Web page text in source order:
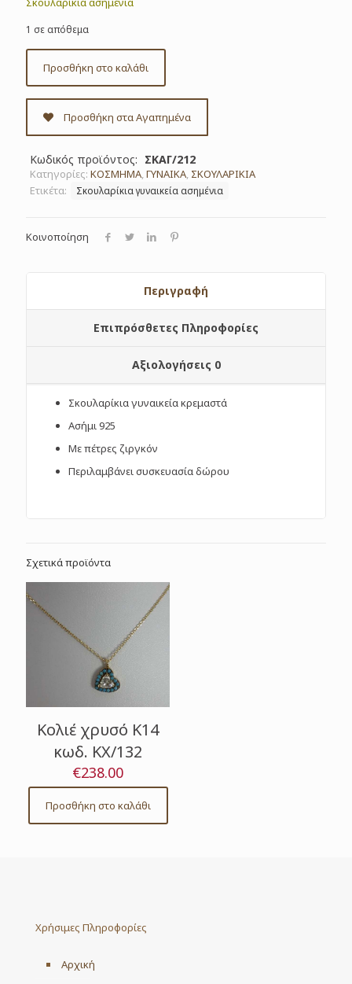
1 σε απόθεμα
Προσθήκη στο καλάθι
Προσθήκη στα Αγαπημένα
Κωδικός προϊόντος: ΣΚΑΓ/212
Κατηγορίες: ΚΟΣΜΗΜΑ,ΓΥΝΑΙΚΑ, ΣΚΟΥΛΑΡΙΚΙΑ
Ετικέτα:
Σκουλαρίκια γυναικεία ασημένια
Κοινοποίηση
Περιγραφή
Επιπρόσθετες Πληροφορίες
Αξιολογήσεις 0
Σκουλαρίκια γυναικεία κρεμαστά
Ασήμι 925
Με πέτρες ζιργκόν
Περιλαμβάνει συσκευασία δώρου
Σχετικά προϊόντα
Κολιέ χρυσό Κ14
κωδ. ΚΧ/132
€238.00
Προσθήκη στο καλάθι
Χρήσιμες Πληροφορίες
Αρχική